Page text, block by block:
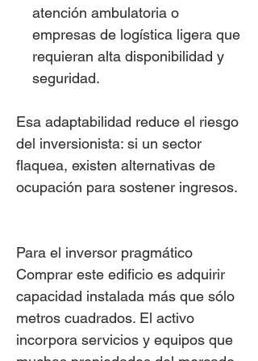
atención ambulatoria o
empresas de logística ligera que
requieran alta disponibilidad y
seguridad.
Esa adaptabilidad reduce el riesgo
del inversionista: si un sector
flaquea, existen alternativas de
ocupación para sostener ingresos.
Para el inversor pragmático
Comprar este edificio es adquirir
capacidad instalada más que sólo
metros cuadrados. El activo
incorpora servicios y equipos que